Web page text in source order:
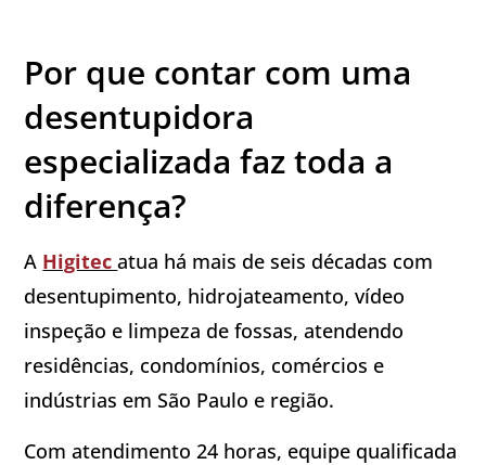
Por que contar com uma
desentupidora
especializada faz toda a
diferença?
A Higitecatua há mais de seis décadas com
desentupimento, hidrojateamento, vídeo
inspeção e limpeza de fossas, atendendo
residências, condomínios, comércios e
indústrias em São Paulo e região.
Com atendimento 24 horas, equipe qualificada